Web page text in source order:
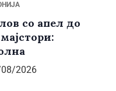
со апел до
2026